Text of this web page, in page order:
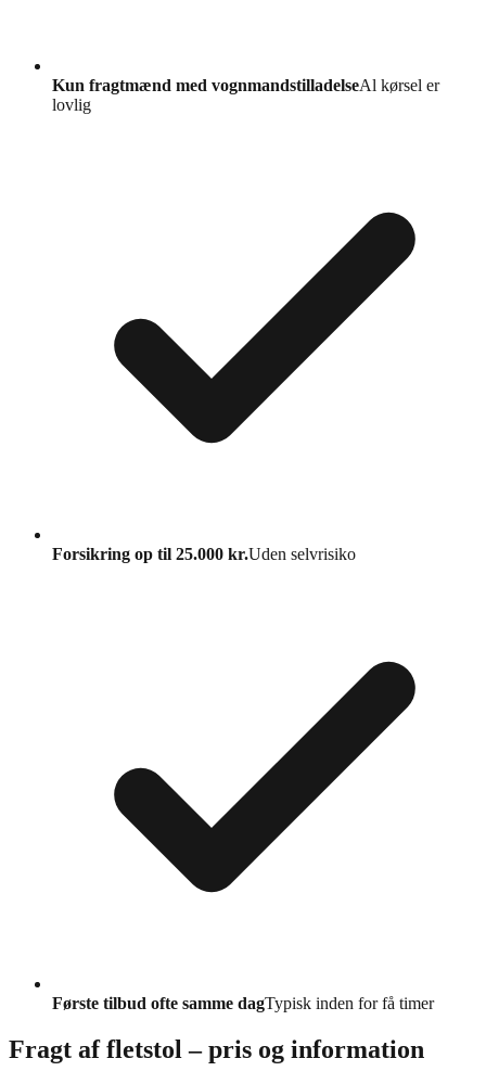
Kun fragtmænd med vognmandstilladelseAl kørsel er
lovlig
Forsikring op til 25.000 kr.Uden selvrisiko
Første tilbud ofte samme dagTypisk inden for få timer
Fragt af fletstol – pris og information